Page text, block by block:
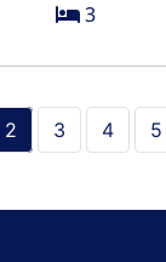
3
2 3 4 5